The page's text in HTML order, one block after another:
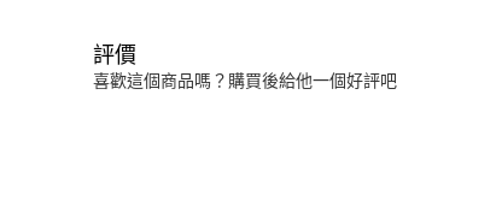
評價
喜歡這個商品嗎？購買後給他一個好評吧